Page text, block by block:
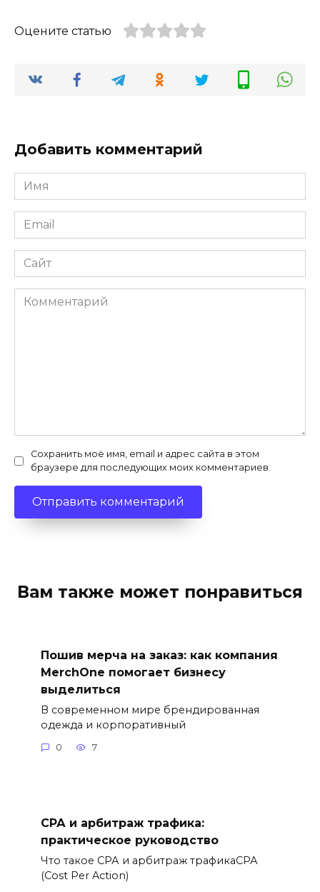
Оцените статью
Добавить комментарий
Имя
*
Email
*
Сайт
Комментарий
Сохранить моё имя, email и адрес сайта в этом
браузере для последующих моих комментариев.
Вам также может понравиться
Пошив мерча на заказ: как компания
MerchOne помогает бизнесу
выделиться
В современном мире брендированная
одежда и корпоративный
0 7
СРА и арбитраж трафика:
практическое руководство
Что такое СРА и арбитраж трафикаСРА
(Cost Per Action)